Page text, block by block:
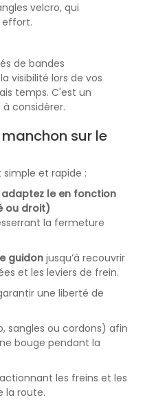
velcro, qui
effort.
de bandes
visibilité lors de vos
temps. C'est un
considérer.
sur le
simple et rapide :
le en fonction
ou droit)
la fermeture
guidon jusqu’à recouvrir
et les leviers de frein.
une liberté de
sangles ou cordons) afin
bouge pendant la
les freins et les
la route.